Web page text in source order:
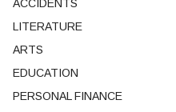
ACCIDENTS
LITERATURE
ARTS
EDUCATION
PERSONAL FINANCE